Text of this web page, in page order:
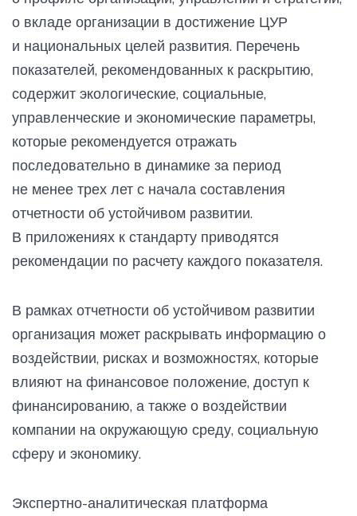
о вкладе организации в достижение ЦУР
и национальных целей развития. Перечень
показателей, рекомендованных к раскрытию,
содержит экологические, социальные,
управленческие и экономические параметры,
которые рекомендуется отражать
последовательно в динамике за период
не менее трех лет с начала составления
отчетности об устойчивом развитии.
В приложениях к стандарту приводятся
рекомендации по расчету каждого показателя.
В рамках отчетности об устойчивом развитии
организация может раскрывать информацию о
воздействии, рисках и возможностях, которые
влияют на финансовое положение, доступ к
финансированию, а также о воздействии
компании на окружающую среду, социальную
сферу и экономику.
Экспертно-аналитическая платформа